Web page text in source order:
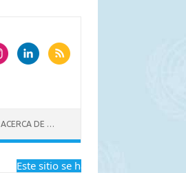
ACERCA DE …
Este sitio se ha dejado de actualizar